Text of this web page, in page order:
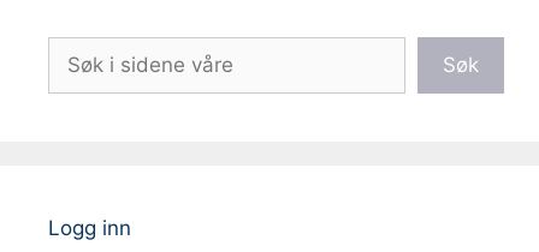
Søk
Søk
Logg inn